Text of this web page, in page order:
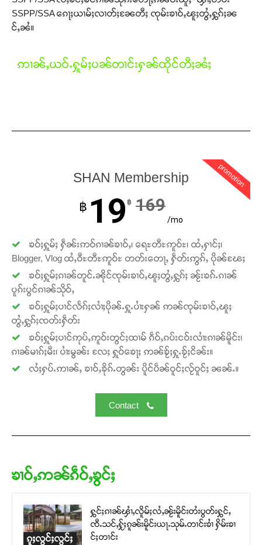
Support SHAN
တႃႇႁႂ်ႈသဵင်ၵၢင်ၸႂ်ၵူၼ်းမိူင်း ၵူႈတီႈၵူႈလႅၼ်ပေႃးတေၸွ
ဝ်ႇၽူႈတွႆႇႁွၵ်ႈ လႆႈယူႇၶႃႈဢေႃႈ။
Donate Now
SSPP/SSA ၵေႃႈယၢမ်ႈလၢတ်ႈၼႄတီႈ ၸုမ်းၶၢဝ်ႇၽူႈတွႆႇႁွၵ်ႈၼ
င်ႇၼႆ။
ဢၢၼ်ႇယဝ်ႉႁူမ်ႈပၼ်တၢင်းႁၼ်ထိုင်တီႈၼႆႈ
promotion
SHAN Membership
฿ 19 ฿ 169
/mo
ၶဝ်ႈႁူမ်ႈ ႁဵၼ်းဢဝ်ၵၢၼ်ၶၢဝ်ႇ၊ ရေႊတီႊဢူဝ်ႊ၊ ထႆႇႁၢင်ႈ၊
Blogger, Vlog ထႆႇဝီႊတီႊဢူဝ်ႊ တတ်းတေႃႇ ႁဵတ်းဢွၵ်ႇ ပိုၼ်ၽႄႈ
ၶဝ်ႈႁူမ်ႈၵၢၼ်တူင်ႉၼိုင်ၸုမ်းၶၢဝ်ႇၽူႈတွႆႇႁွၵ်ႈ ၼႂ်းၶၵ်ႉၵၢၼ်
ပူၵ်းပွင်ၵၢၼ်သိုဝ်ႇ
ၶဝ်ႈႁူမ်ႈပၢင်လႅၵ်ႈလၢႆႈပိုၼ်ႉႁူႉပၢႆးႁၼ် ဢၼ်ၸုမ်းၶၢဝ်ႇၽူႈ
တွႆႇႁွၵ်ႈၸတ်းႁဵတ်း
ၶဝ်ႈႁူမ်ႈပၢင်ဢုပ်ႇဢူဝ်းတွင်ႈထၢမ် ၵဵဝ်ႇၵပ်းငဝ်းလၢႆးၵၢၼ်မိူင်း၊
ၵၢၼ်မၢၵ်ႈမီး၊ ပၢႆးမွၼ်း လႄႈ ႁူဝ်ၶေႃႈ ဢၼ်ၶႂ်ႈႁူႉၶႂ်ႈငိၼ်း။
လႆႈႁပ်ႉဢၢၼ်ႇ ၶၢဝ်ႇၶိုၵ်ႉတွၼ်း ပိူင်ပဵၼ်ဝူင်ႈလႂ်ဝူင်ႈ ၼၼ်ႉ။
Contact
ၶၢဝ်ႇဢၼ်ၵဵဝ်ႇၶွင်ႈ
ၵူႈလွင်ႈလွင်ႈ
ႁွင်ႈၵၢၼ်ၾၢႆႇလိူမ်ႈလႆႇၼႂ်းမိူင်းတႆးပွတ်းႁွင်ႇ
ၸီႉသင်ႇႁႂ်ႈၵူၼ်းမိူင်းယႃႉသုမ်ႉတၢင်းၶၢႆ ႁိမ်းၶၢ
င်ႈတၢင်း